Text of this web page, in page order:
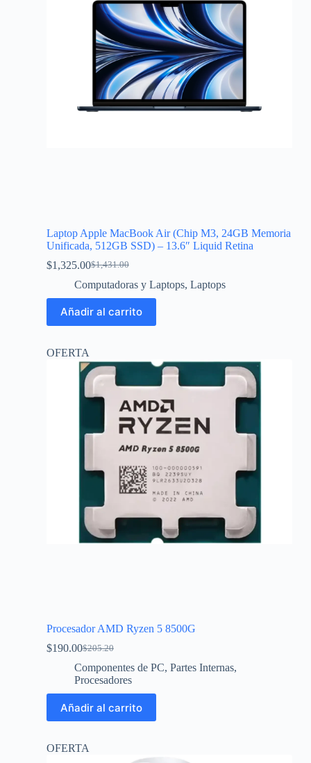
Laptop Apple MacBook Air (Chip M3, 24GB Memoria
Unificada, 512GB SSD) – 13.6″ Liquid Retina
$1,431.00
$1,325.00
Computadoras y Laptops, Laptops
Añadir al carrito
OFERTA
Procesador AMD Ryzen 5 8500G
$205.20
$190.00
Componentes de PC, Partes Internas,
Procesadores
Añadir al carrito
OFERTA